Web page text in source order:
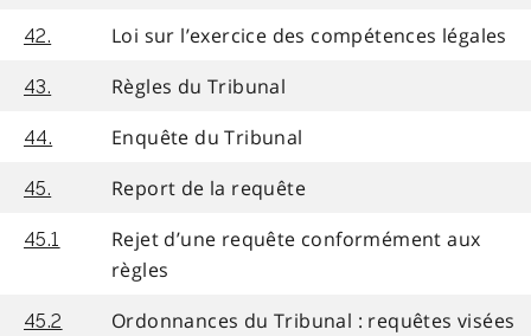
42. Loi sur l’exercice des compétences légales
43. Règles du Tribunal
44. Enquête du Tribunal
45. Report de la requête
45.1
Rejet d’une requête conformément aux
règles
45.2
Ordonnances du Tribunal : requêtes visées